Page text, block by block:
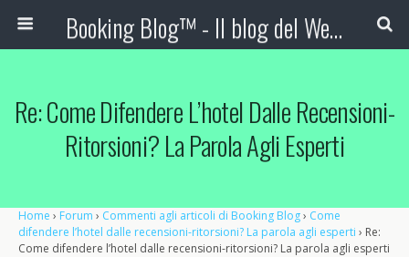
Booking Blog™ - Il blog del Web Marketing Turistico
Re: Come Difendere L’hotel Dalle Recensioni-
Ritorsioni? La Parola Agli Esperti
Home › Forum › Commenti agli articoli di Booking Blog› Come
difendere l’hotel dalle recensioni-ritorsioni? La parola agli esperti › Re:
Come difendere l’hotel dalle recensioni-ritorsioni? La parola agli esperti